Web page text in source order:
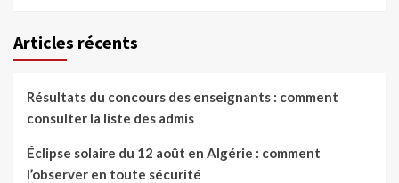
Articles récents
Résultats du concours des enseignants : comment
consulter la liste des admis
Éclipse solaire du 12 août en Algérie : comment
l’observer en toute sécurité